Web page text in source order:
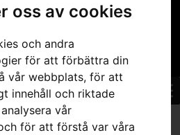
oss av cookies
och andra
för att förbättra din
vår webbplats, för att
innehåll och riktade
vår
för att förstå var våra